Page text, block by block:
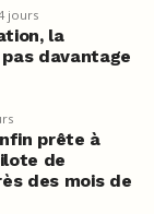
jours
la
davantage
prête à
de
des mois de